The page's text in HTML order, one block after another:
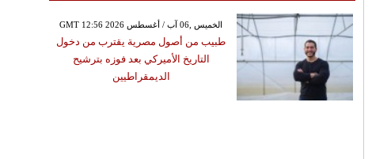
GMT 12:56 2026 الخميس ,06 آب / أغسطس
طبيب من أصول مصرية يقترب من دخول
التاريخ الأميركي بعد فوزه بترشيح
الديمقراطيين